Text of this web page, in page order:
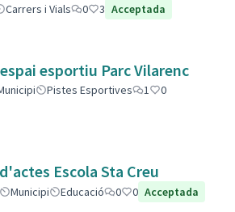
Carrers i Vials 0 3 Acceptada
esportiu Parc Vilarenc
Pistes Esportives 1
0
Escola Sta Creu
Municipi Educació 0 0 Acceptada